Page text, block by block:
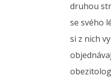
druhou
se svého
si z nich